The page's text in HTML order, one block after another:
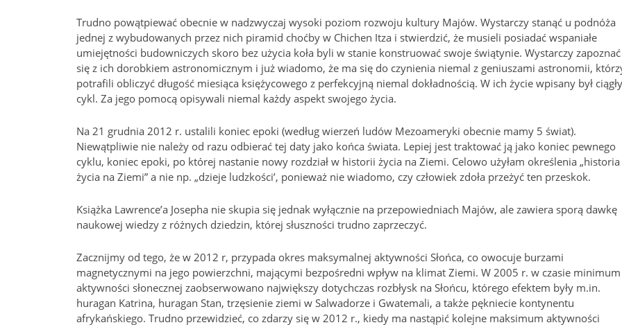
Trudno powątpiewać obecnie w nadzwyczaj wysoki poziom rozwoju kultury Majów. Wystarczy stanąć u podnóża
jednej z wybudowanych przez nich piramid choćby w Chichen Itza i stwierdzić, że musieli posiadać wspaniałe
umiejętności budowniczych skoro bez użycia koła byli w stanie konstruować swoje świątynie. Wystarczy zapoznać
się z ich dorobkiem astronomicznym i już wiadomo, że ma się do czynienia niemal z geniuszami astronomii,
potrafili obliczyć długość miesiąca księżycowego z perfekcyjną niemal dokładnością. W ich życie wpisany był ciągły
cykl. Za jego pomocą opisywali niemal każdy aspekt swojego życia.
Na 21 grudnia 2012 r. ustalili koniec epoki (według wierzeń ludów Mezoameryki obecnie mamy 5 świat).
Niewątpliwie nie należy od razu odbierać tej daty jako końca świata. Lepiej jest traktować ją jako koniec pewnego
cyklu, koniec epoki, po której nastanie nowy rozdział w historii życia na Ziemi. Celowo użyłam określenia „historia
życia na Ziemi” a nie np. „dzieje ludzkości’, ponieważ nie wiadomo, czy człowiek zdoła przeżyć ten przeskok.
Książka Lawrence’a Josepha nie skupia się jednak wyłącznie na przepowiedniach Majów, ale zawiera sporą dawkę
naukowej wiedzy z różnych dziedzin, której słuszności trudno zaprzeczyć.
Zacznijmy od tego, że w 2012 r, przypada okres maksymalnej aktywności Słońca, co owocuje burzami
magnetycznymi na jego powierzchni, mającymi bezpośredni wpływ na klimat Ziemi. W 2005 r. w czasie minimum
aktywności słonecznej zaobserwowano największy dotychczas rozbłysk na Słońcu, którego efektem były m.in.
huragan Katrina, huragan Stan, trzęsienie ziemi w Salwadorze i Gwatemali, a także pękniecie kontynentu
afrykańskiego. Trudno przewidzieć, co zdarzy się w 2012 r., kiedy ma nastąpić kolejne maksimum aktywności